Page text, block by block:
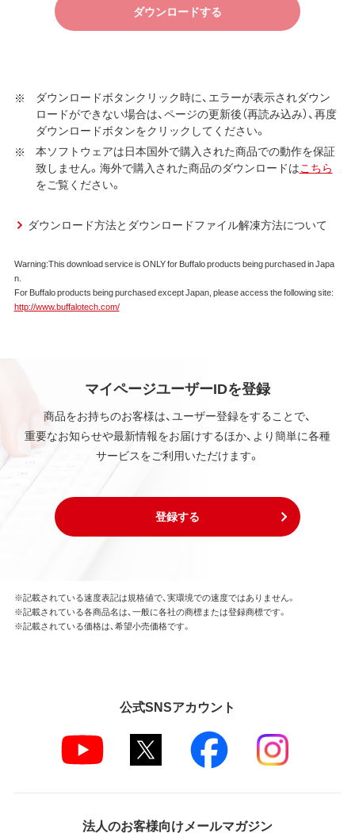
ます）について弊社が保証契約に基づく修理を実施する際
の条件である保証契約約款、およびそれに含まれるソフト
社ダウンロードサービスに提供される、全てのソフトウェ
ア（ユーティリティ・ファームウェア・ドライバなど）を含み
以下、本ソフトウェアといいます）の使用を許諾いたしま
す。
第1条 使用許諾
使用をお客様に非専属的に許諾します。
第2条 知的所有権
する法律ならびに条約によって保護されています。
本ソフトウェアは、本契約に規定される条件のもとで
本ソフトウェアに対する知的所有権に関する表示を
削除してはならないものとします。
第3条 使用制限
本ソフトウェアの用途は、購入商品またはその添付ソ
り、逆アセンブル、逆コンパイル、リバースエンジニア
リング、その他の修正を本ソフトウェアに加えること
はできません。
す。
第4条 保証
弊社は、データの消失、業務の中断、逸失利益、精神的
損害等を含め、本ソフトウェアの使用または使用不能
に起因する直接的、間接的、特別、偶発的、結果的、そ
ダウンロードする
ダウンロードボタンクリック時に、エラーが表示されダウン
ロードができない場合は、ページの更新後（再読み込み）、再度
ダウンロードボタンをクリックしてください。
本ソフトウェアは日本国外で購入された商品での動作を保証
致しません。海外で購入された商品のダウンロードはこちら
をご覧ください。
ダウンロード方法とダウンロードファイル解凍方法について
Warning:This download service is ONLY for Buffalo products being purchased in Japa
n.
For Buffalo products being purchased except Japan, please access the following site:
http://www.buffalotech.com/
マイページユーザーIDを登録
商品をお持ちのお客様は、ユーザー登録をすることで、
重要なお知らせや最新情報をお届けするほか、より簡単に各種
サービスをご利用いただけます。
登録する
※記載されている速度表記は規格値で、実環境での速度ではありません。
※記載されている各商品名は、一般に各社の商標または登録商標です。
※記載されている価格は、希望小売価格です。
公式SNSアカウント
法人のお客様向けメールマガジン